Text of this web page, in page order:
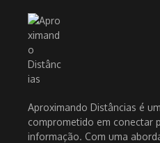
Aproximando Distâncias é
comprometido em conectar
informação. Com uma